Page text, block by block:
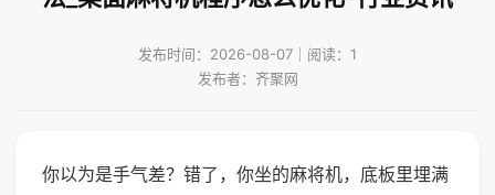
发布时间：2026-08-07｜阅读：1
发布者：齐聚网
你以为是手气差？错了，你坐的麻将机，底板里埋满